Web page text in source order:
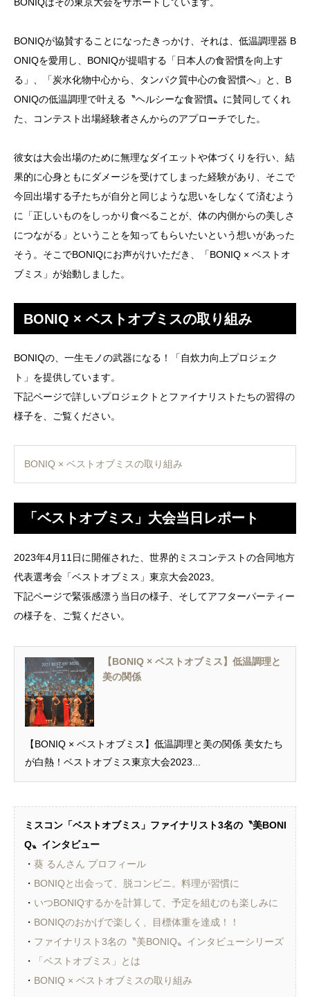
BONIQが協賛することになったきっかけ、それは、低温調理器 B
ONIQを愛用し、BONIQが提唱する「日本人の食習慣を向上す
る」、「炭水化物中心から、タンパク質中心の食習慣へ」と、B
ONIQの低温調理で叶える〝ヘルシーな食習慣〟に賛同してくれ
た、コンテスト出場経験者さんからのアプローチでした。
彼女は大会出場のために無理なダイエットや体づくりを行い、結
果的に心身ともにダメージを受けてしまった経験があり、そこで
今回出場する子たちが自分と同じような思いをしなくて済むよう
に「正しいものをしっかり食べることが、体の内側からの美しさ
につながる」ということを知ってもらいたいという想いがあった
そう。そこでBONIQにお声がけいただき、「BONIQ × ベストオ
ブミス」が始動しました。
BONIQ × ベストオブミスの取り組み
BONIQの、一生モノの武器になる！「自炊力向上プロジェク
ト」を提供しています。
下記ページで詳しいプロジェクトとファイナリストたちの習得の
様子を、ご覧ください。
BONIQ × ベストオブミスの取り組み
「ベストオブミス」大会当日レポート
2023年4月11日に開催された、世界的ミスコンテストの合同地方
代表選考会「ベストオブミス」東京大会2023。
下記ページで緊張感漂う当日の様子、そしてアフターパーティー
の様子を、ご覧ください。
【BONIQ × ベストオブミス】低温調理と
美の関係
【BONIQ × ベストオブミス】低温調理と美の関係 美女たち
が白熱！ベストオブミス東京大会2023...
ミスコン「ベストオブミス」ファイナリスト3名の〝美BONI
Q〟インタビュー
・ 葵 るんさん プロフィール
・ BONIQと出会って、脱コンビニ。料理が習慣に
・ いつBONIQするかを計算して、予定を組むのも楽しみに
・ BONIQのおかげで楽しく、目標体重を達成！！
・ ファイナリスト3名の〝美BONIQ〟インタビューシリーズ
・
「ベストオブミス」とは
・ BONIQ × ベストオブミスの取り組み